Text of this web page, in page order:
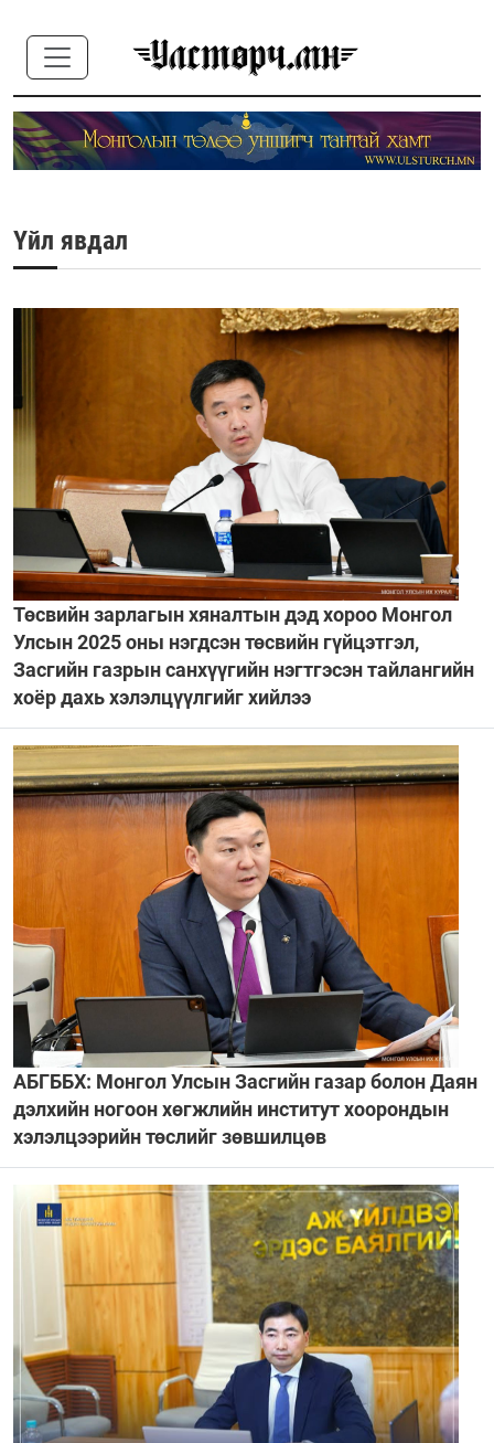
Үйл явдал
Төсвийн зарлагын хяналтын дэд хороо Монгол
Улсын 2025 оны нэгдсэн төсвийн гүйцэтгэл,
Засгийн газрын санхүүгийн нэгтгэсэн тайлангийн
хоёр дахь хэлэлцүүлгийг хийлээ
АБГББХ: Монгол Улсын Засгийн газар болон Даян
дэлхийн ногоон хөгжлийн институт хоорондын
хэлэлцээрийн төслийг зөвшилцөв